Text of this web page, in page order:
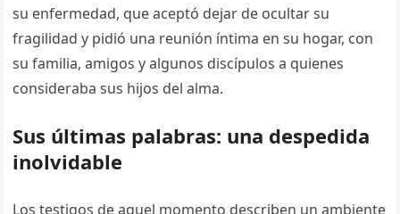
su enfermedad, que aceptó dejar de ocultar su
fragilidad y pidió una reunión íntima en su hogar, con
su familia, amigos y algunos discípulos a quienes
consideraba sus hijos del alma.
Sus últimas palabras: una despedida
inolvidable
Los testigos de aquel momento describen un ambiente